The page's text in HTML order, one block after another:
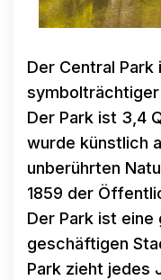
Der Central Park
Der Park ist 3,4
wurde künstlich
unberührten
1859 der
Der Park ist eine
geschäftigen
Park zieht jedes